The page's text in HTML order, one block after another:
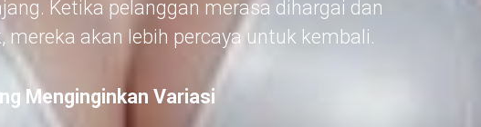
Ketika pelanggan merasa dihargai dan
akan lebih percaya untuk kembali.
Menginginkan Variasi